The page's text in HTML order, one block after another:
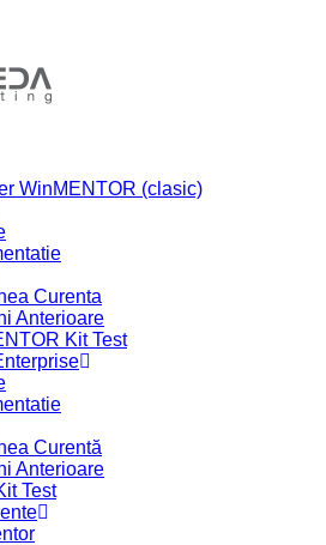
WinMENTOR (clasic)
Curenta
Anterioare
Kit Test
Curentă
Anterioare
Test